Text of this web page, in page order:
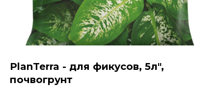
PlanTerra - для фикусов, 5л",
почвогрунт